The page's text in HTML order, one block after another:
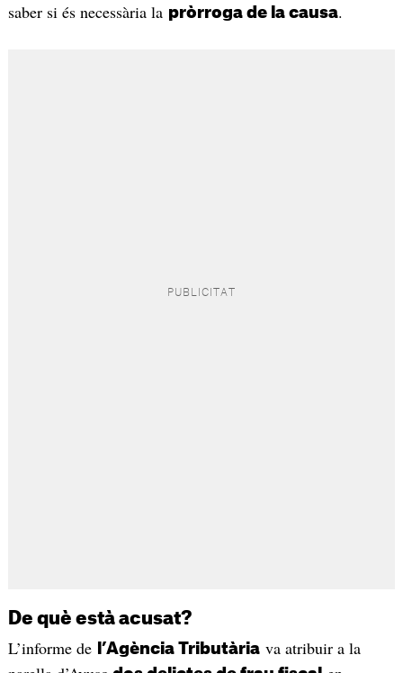
saber si és necessària la pròrroga de la causa.
De què està acusat?
L’informe de l’Agència Tributàriava atribuir a la